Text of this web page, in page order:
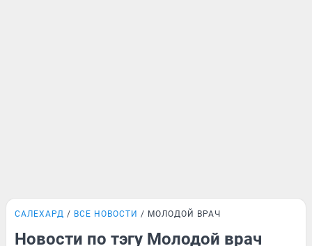
САЛЕХАРД ВСЕ НОВОСТИ МОЛОДОЙ ВРАЧ
Новости по тэгу Молодой врач